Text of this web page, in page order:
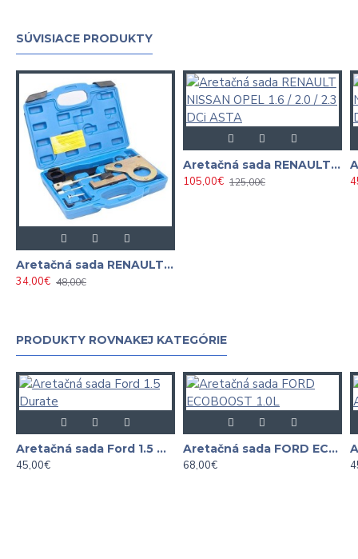
SÚVISIACE PRODUKTY
Aretačná sada RENAULT NISSAN OPEL 2.0 / 2.3 DCi / CDTi
34,00€ 48,00€
Aretačná sada RENAULT NISSAN OPEL 1.6 / 2.0 / 2.3 DCi ASTA
105,00€ 125,00€
PRODUKTY ROVNAKEJ KATEGÓRIE
Aretačná sada Ford 1.5 Durate
45,00€
Aretačná sada FORD ECOBOOST 1.0L
68,00€